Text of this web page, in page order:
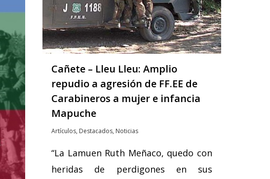
Cañete – Lleu Lleu: Amplio
repudio a agresión de FF.EE de
Carabineros a mujer e infancia
Mapuche
Artículos, Destacados, Noticias
“La Lamuen Ruth Meñaco, quedo con
heridas de perdigones en sus